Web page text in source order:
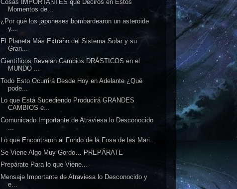
Cosas IMPORTANTES que Deciros en Estos
Momentos de...
¿Por qué los japoneses bombardearon un asteroide
y...
El Planeta Más Extraño del Sistema Solar y su
Gran...
Científicos Revelan Cambios DRÁSTICOS en el
MUNDO ...
Todo Esto Ocurrirá Desde Hoy en Adelante ¿Qué
pode...
Lo que Está Sucediendo Producirá GRANDES
CAMBIOS e...
Comunicado Importante de Atraviesa lo Desconocido
...
Lo que Encontraron al Fondo de la Fosa de las Mari...
Se Viene Algo Muy Gordo… PREPÁRATE
Prepárate Para lo que Viene...
Mensaje Importante de Atraviesa lo Desconocido y
e...